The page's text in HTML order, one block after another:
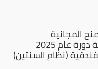
المجانية
والمخفضة لحملة الشهادة الثانوية دورة عام 2025
(نظام السنتين)